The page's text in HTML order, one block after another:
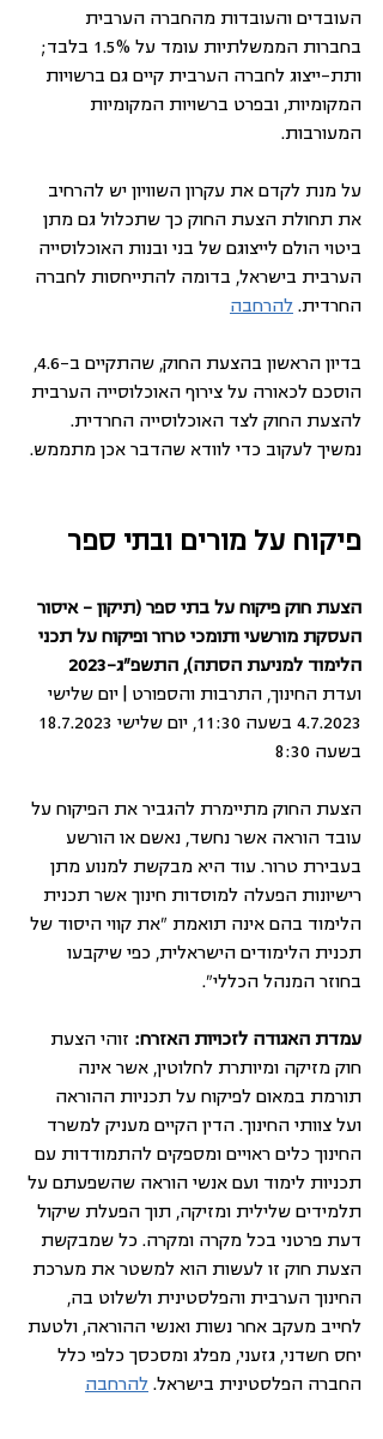
העובדים והעובדות מהחברה הערבית
בחברות הממשלתיות עומד על 1.5% בלבד;
ותת-ייצוג לחברה הערבית קיים גם ברשויות
המקומיות, ובפרט ברשויות המקומיות
המעורבות.
על מנת לקדם את עקרון השוויון יש להרחיב
את תחולת הצעת החוק כך שתכלול גם מתן
ביטוי הולם לייצוגם של בני ובנות האוכלוסייה
הערבית בישראל, בדומה להתייחסות לחברה
החרדית. להרחבה
בדיון הראשון בהצעת החוק, שהתקיים ב-4.6,
הוסכם לכאורה על צירוף האוכלוסייה הערבית
להצעת החוק לצד האוכלוסייה החרדית.
נמשיך לעקוב כדי לוודא שהדבר אכן מתממש.
פיקוח על מורים ובתי ספר
הצעת חוק פיקוח על בתי ספר (תיקון - איסור
העסקת מורשעי ותומכי טרור ופיקוח על תכני
הלימוד למניעת הסתה), התשפ"ג-2023
ועדת החינוך, התרבות והספורט | יום שלישי
בשעה 8:30
הצעת החוק מתיימרת להגביר את הפיקוח על
עובד הוראה אשר נחשד, נאשם או הורשע
בעבירת טרור. עוד היא מבקשת למנוע מתן
רישיונות הפעלה למוסדות חינוך אשר תכנית
הלימוד בהם אינה תואמת "את קווי היסוד של
תכנית הלימודים הישראלית, כפי שיקבעו
בחוזר המנהל הכללי".
עמדת האגודה לזכויות האזרח: זוהי הצעת
חוק מזיקה ומיותרת לחלוטין, אשר אינה
תורמת במאום לפיקוח על תכניות ההוראה
ועל צוותי החינוך. הדין הקיים מעניק למשרד
החינוך כלים ראויים ומספקים להתמודדות עם
תכניות לימוד ועם אנשי הוראה שהשפעתם על
תלמידים שלילית ומזיקה, תוך הפעלת שיקול
דעת פרטני בכל מקרה ומקרה. כל שמבקשת
הצעת חוק זו לעשות הוא למשטר את מערכת
החינוך הערבית והפלסטינית ולשלוט בה,
לחייב מעקב אחר נשות ואנשי ההוראה, ולטעת
יחס חשדני, גזעני, מפלג ומסכסך כלפי כלל
החברה הפלסטינית בישראל. להרחבה